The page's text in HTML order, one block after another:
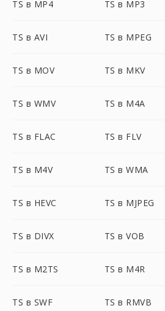
TS в MP4 TS в MP3
TS в AVI TS в MPEG
TS в MOV TS в MKV
TS в WMV TS в M4A
TS в FLAC TS в FLV
TS в M4V TS в WMA
TS в HEVC TS в MJPEG
TS в DIVX TS в VOB
TS в M2TS TS в M4R
TS в SWF TS в RMVB